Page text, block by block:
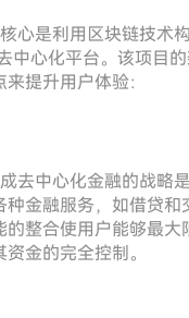
心是利用区块链技术
中心化平台。该项目
提升用户体验：
去中心化金融的战略
种金融服务，如借贷
的整合使用户能够最大
金的完全控制。